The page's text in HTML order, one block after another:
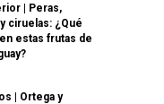
| Peras,
ciruelas: ¿Qué
estas frutas de
| Ortega y